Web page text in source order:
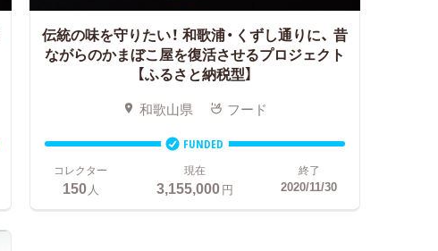
伝統の味を守りたい！ 和歌浦・くずし通りに、 昔
ながらのかまぼこ屋を復活させるプロジェクト
【ふるさと納税型】
和歌山県 フード
FUNDED
コレクター
150人
現在
3,155,000円
終了
2020/11/30